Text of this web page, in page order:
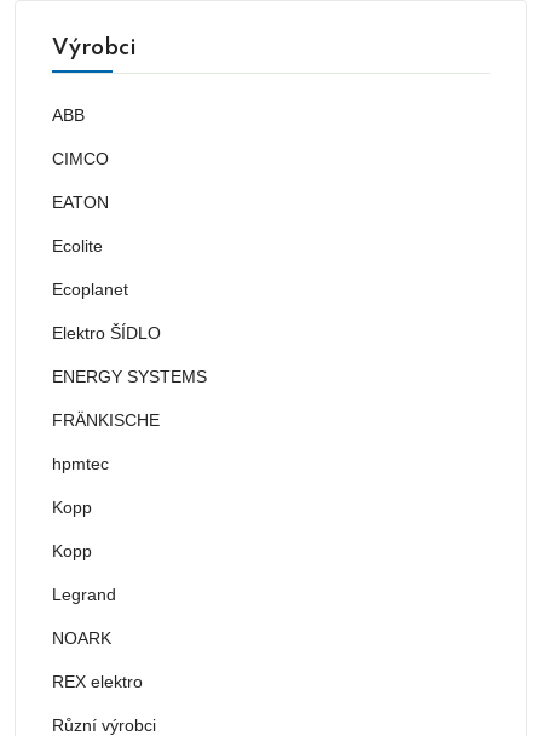
Výrobci
ABB
CIMCO
EATON
Ecolite
Ecoplanet
Elektro ŠÍDLO
ENERGY SYSTEMS
FRÄNKISCHE
hpmtec
Kopp
Kopp
Legrand
NOARK
REX elektro
Různí výrobci